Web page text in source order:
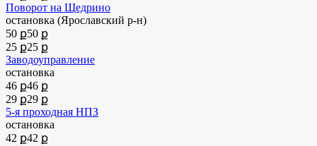
Поворот на Щедрино
остановка (Ярославский р-н)
50 ք50 ք
25 ք25 ք
Заводоуправление
остановка
46 ք46 ք
29 ք29 ք
5-я проходная НПЗ
остановка
42 ք42 ք